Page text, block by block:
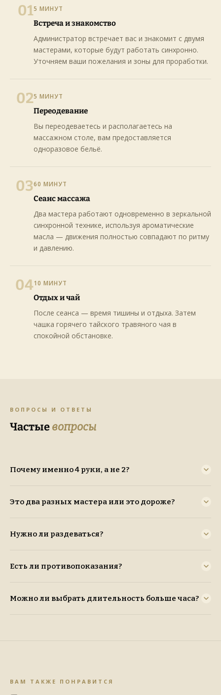
015 МИНУТ
Встреча и знакомство
Администратор встречает вас и знакомит с двумя
мастерами, которые будут работать синхронно.
Уточняем ваши пожелания и зоны для проработки.
025 МИНУТ
Переодевание
Вы переодеваетесь и располагаетесь на
массажном столе, вам предоставляется
одноразовое бельё.
0360 МИНУТ
Сеанс массажа
Два мастера работают одновременно в зеркальной
синхронной технике, используя ароматические
масла — движения полностью совпадают по ритму
и давлению.
0410 МИНУТ
Отдых и чай
После сеанса — время тишины и отдыха. Затем
чашка горячего тайского травяного чая в
спокойной обстановке.
ВОПРОСЫ И ОТВЕТЫ
Частыевопросы
Почему именно 4 руки, а не 2?
Это два разных мастера или это дороже?
Нужно ли раздеваться?
Есть ли противопоказания?
Можно ли выбрать длительность больше часа?
ВАМ ТАКЖЕ ПОНРАВИТСЯ